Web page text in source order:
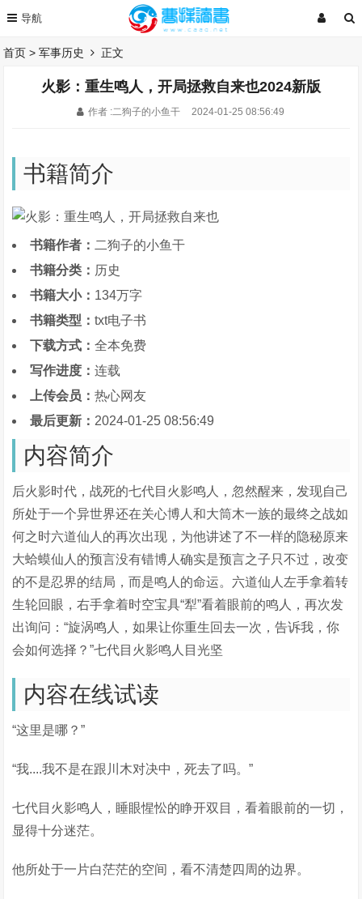
首页 >军事历史 正文
火影：重生鸣人，开局拯救自来也2024新版
作者 :二狗子的小鱼干 2024-01-25 08:56:49
书籍简介
书籍作者： 二狗子的小鱼干
书籍分类： 历史
书籍大小： 134万字
书籍类型：txt电子书
下载方式：全本免费
写作进度：连载
上传会员：热心网友
最后更新： 2024-01-25 08:56:49
内容简介
后火影时代，战死的七代目火影鸣人，忽然醒来，发现自己
所处于一个异世界还在关心博人和大筒木一族的最终之战如
何之时六道仙人的再次出现，为他讲述了不一样的隐秘原来
大蛤蟆仙人的预言没有错博人确实是预言之子只不过，改变
的不是忍界的结局，而是鸣人的命运。六道仙人左手拿着转
生轮回眼，右手拿着时空宝具“犁”看着眼前的鸣人，再次发
出询问：“旋涡鸣人，如果让你重生回去一次，告诉我，你
会如何选择？”七代目火影鸣人目光坚
内容在线试读
“这里是哪？”
“我....我不是在跟川木对决中，死去了吗。”
七代目火影鸣人，睡眼惺忪的睁开双目，看着眼前的一切，
显得十分迷茫。
他所处于一片白茫茫的空间，看不清楚四周的边界。